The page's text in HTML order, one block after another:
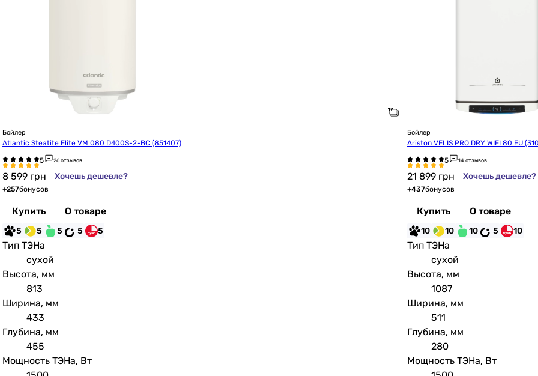
Бойлер
Atlantic Steatite Elite VM 080 D400S-2-BC (851407)
26 отзывов
8 599 грн Хочешь дешевле?
+257бонусов
Купить О товаре
5 5 5 5 5
Тип ТЭНа
сухой
Высота, мм
813
Ширина, мм
433
Глубина, мм
455
Мощность ТЭНа, Вт
Бойлер
Ariston VELIS PRO DRY WIFI 80 EU
14 отзывов
21 899 грн Хочешь дешевле?
+437бонусов
Купить О товаре
10 10 10 5 10
Тип ТЭНа
сухой
Высота, мм
1087
Ширина, мм
511
Глубина, мм
280
Мощность ТЭНа, Вт